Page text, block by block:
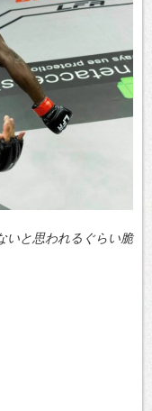
いと思われるぐらい脆